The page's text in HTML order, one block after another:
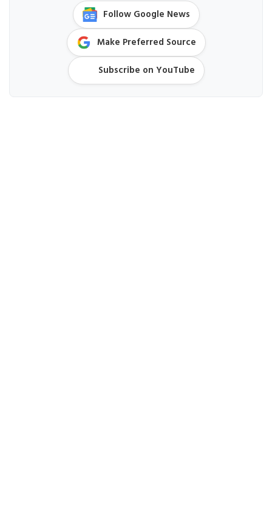
Follow Google News
Make Preferred Source
Subscribe on YouTube